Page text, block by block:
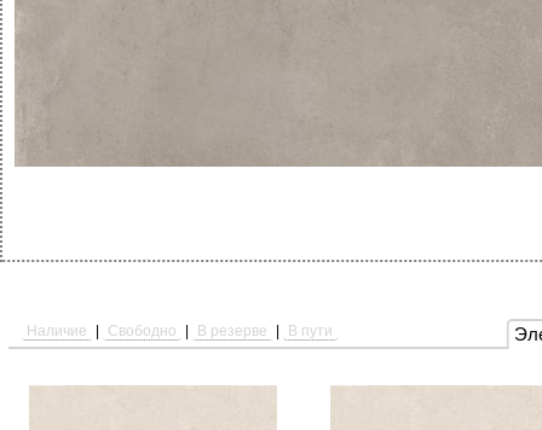
Наличие Свободно В резерве В пути